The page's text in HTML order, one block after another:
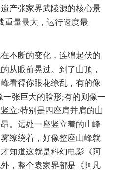
产张家界武陵源的核心景
重量最大，运行速度最
不断的变化，连绵起伏的
从眼前晃过。到了山顶，
看得你眼花缭乱，有的像
张巨大的脸形;有的则像一
立;特别是四座肩并肩的山
。远处一座竖立着的山峰
缭绕着，好像整座山峰就
知道这就是科幻电影《阿
，整个袁家界都是《阿凡